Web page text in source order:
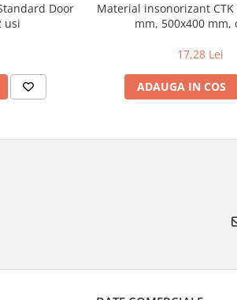
Door
usi
Material insonorizant CTK
mm, 500x400 mm,
17,28 Lei
ADAUGA IN COS